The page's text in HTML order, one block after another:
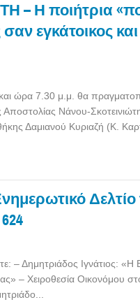
– Η ποιήτρια
εγκάτοικος
ώρα 7.30 μ.μ. θα
Νάνου-
Δαμιανού Κυριαζή (Κ.
Δελτίο
– Δημητριάδος Ιγνάτιος: «Η
– Χειροθεσία Οικονόμου